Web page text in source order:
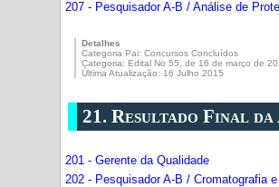
207 - Pesquisador A-B / Análise de
Detalhes
Categoria Pai:Concursos Concluídos
Categoria: Edital No 55, de 16 de março de
Última Atualização: 16 Julho 2015
21. Resultado Final
201 - Gerente da Qualidade
202 - Pesquisador A-B / Cromatografia